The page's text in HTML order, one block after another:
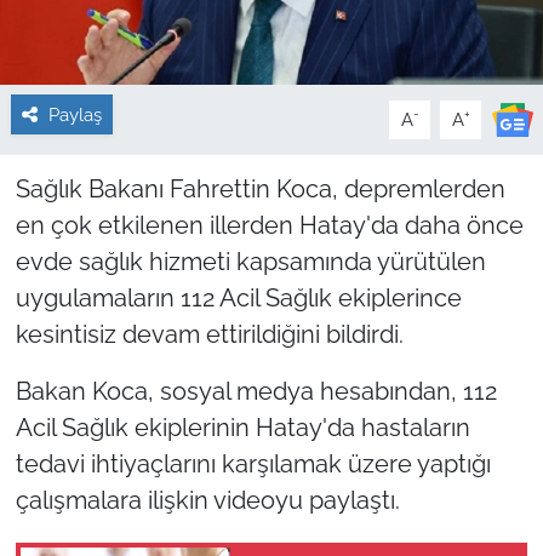
Paylaş A- A+
Sağlık Bakanı Fahrettin Koca, depremlerden
en çok etkilenen illerden Hatay'da daha önce
evde sağlık hizmeti kapsamında yürütülen
uygulamaların 112 Acil Sağlık ekiplerince
kesintisiz devam ettirildiğini bildirdi.
Bakan Koca, sosyal medya hesabından, 112
Acil Sağlık ekiplerinin Hatay'da hastaların
tedavi ihtiyaçlarını karşılamak üzere yaptığı
çalışmalara ilişkin videoyu paylaştı.